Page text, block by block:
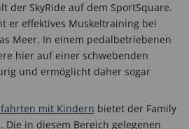
der SkyRide auf dem SportSquare.
er effektives Muskeltraining bei
Meer. In einem pedalbetriebenen
hier auf einer schwebenden
und ermöglicht daher sogar
mit Kindern bietet der Family
Die in diesem Bereich gelegenen